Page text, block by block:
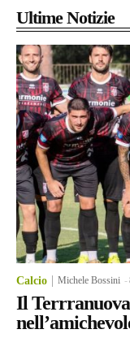
Ultime Notizie
Calcio Michele Bossini -
Il